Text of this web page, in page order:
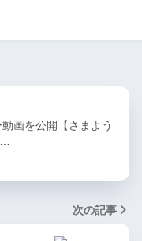
画を公開【さまよう
次の記事